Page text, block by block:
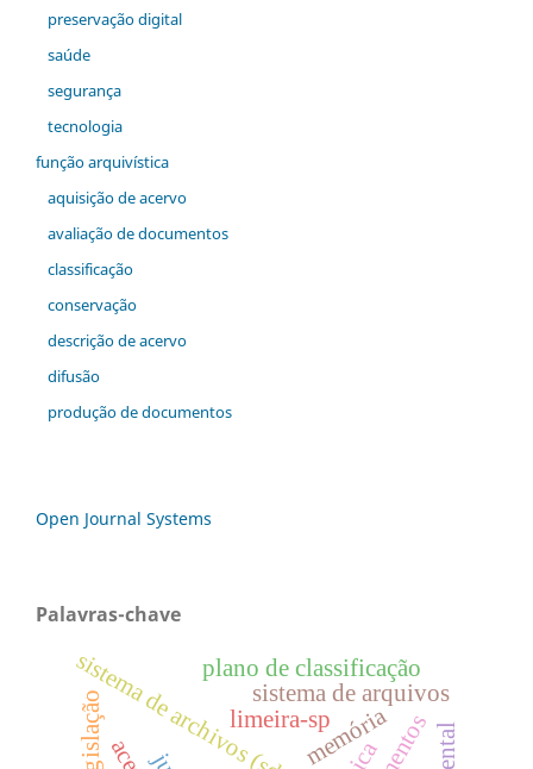
preservação digital
saúde
segurança
tecnologia
função arquivística
aquisição de acervo
avaliação de documentos
classificação
conservação
descrição de acervo
difusão
produção de documentos
Open Journal Systems
Palavras-chave
sistema de archivos (sdea)sistema de arquivos
plano de classificação
legislação memória
limeira-sp